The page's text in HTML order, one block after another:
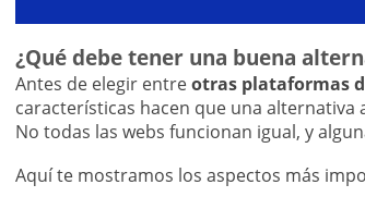
¿Qué debe tener una buena
Antes de elegir entreotras plataformas
características hacen que una
No todas las webs funcionan igual, y
Aquí te mostramos los aspectos más